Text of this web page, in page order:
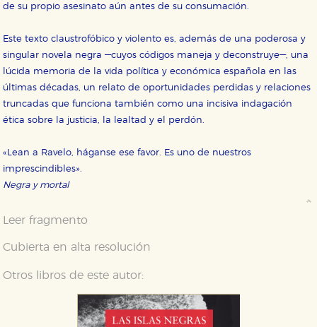
de su propio asesinato aún antes de su consumación.
Este texto claustrofóbico y violento es, además de una poderosa y
singular novela negra —cuyos códigos maneja y deconstruye—, una
lúcida memoria de la vida política y económica española en las
últimas décadas, un relato de oportunidades perdidas y relaciones
truncadas que funciona también como una incisiva indagación
ética sobre la justicia, la lealtad y el perdón.
«Lean a Ravelo, háganse ese favor. Es uno de nuestros
imprescindibles».
Negra y mortal
Leer fragmento
Cubierta en alta resolución
Otros libros de este autor: